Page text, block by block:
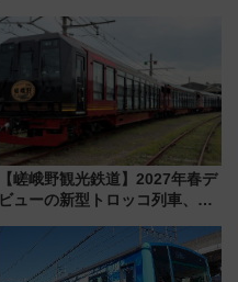
【嵯峨野観光鉄道】2027年春デ
ビューの新型トロッコ列車、い
は2026年で引退